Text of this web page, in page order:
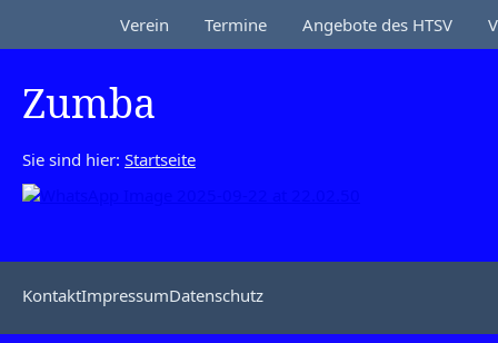
Verein Termine Angebote des HTSV
Zumba
Sie sind hier: Startseite
KontaktImpressumDatenschutz